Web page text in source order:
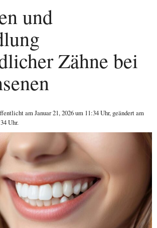
und
Zähne bei
amJanuar 21, 2026um 11:34 Uhr, geändert am
Uhr.